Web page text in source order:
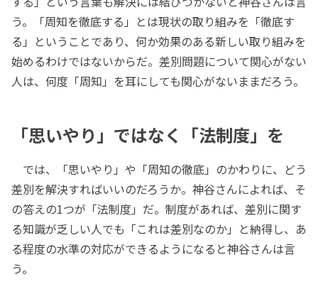
う。「周知を徹底する」とは現状の取り組みを「徹底す
る」ということであり、何か効果のある新しい取り組みを
始めるわけではないからだ。差別問題について関心がない
人は、何度「周知」を耳にしても関心がないままだろう。
「思いやり」ではなく「法制度」を
では、「思いやり」や「周知の徹底」のかわりに、どう
差別を解決すればいいのだろうか。神谷さんによれば、そ
の答えの1つが「法制度」だ。制度があれば、差別に関す
る知識が乏しい人でも「これは差別なのか」と納得し、あ
る程度の水準の対応ができるようになると神谷さんは言
う。